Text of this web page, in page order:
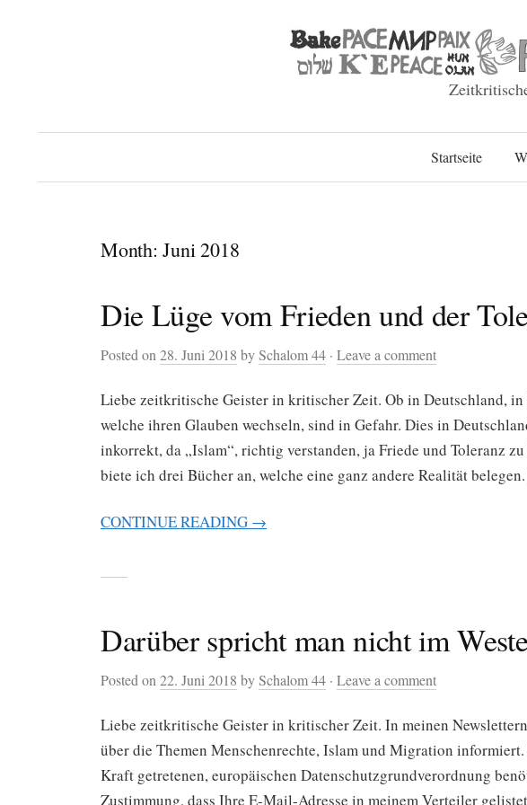
Startseite
Month:Juni 2018
Die Lüge vom Frieden und der
Posted on 28. Juni 2018 bySchalom 44 · Leave a comment
Liebe zeitkritische Geister in kritischer Zeit. Ob in Deutschland,
welche ihren Glauben wechseln, sind in Gefahr. Dies in
inkorrekt, da „Islam“, richtig verstanden, ja Friede und Toleranz
biete ich drei Bücher an, welche eine ganz andere Realität
CONTINUE READING →
Darüber spricht man nicht im
Posted on 22. Juni 2018 bySchalom 44 · Leave a comment
Liebe zeitkritische Geister in kritischer Zeit. In meinen
über die Themen Menschenrechte, Islam und Migration
Kraft getretenen, europäischen Datenschutzgrundverordnung
Zustimmung, dass Ihre E-Mail-Adresse in meinem Verteiler